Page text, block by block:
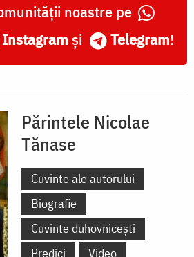
noastre pe
Instagram și Telegram!
Părintele Nicolae
Tănase
Cuvinte ale autorului
Biografie
Cuvinte duhovnicești
Predici
Video